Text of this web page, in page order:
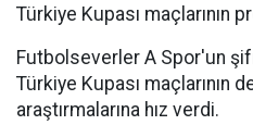
Türkiye Kupası maçlarının
Futbolseverler A Spor'un
Türkiye Kupası maçlarının
araştırmalarına hız verdi.